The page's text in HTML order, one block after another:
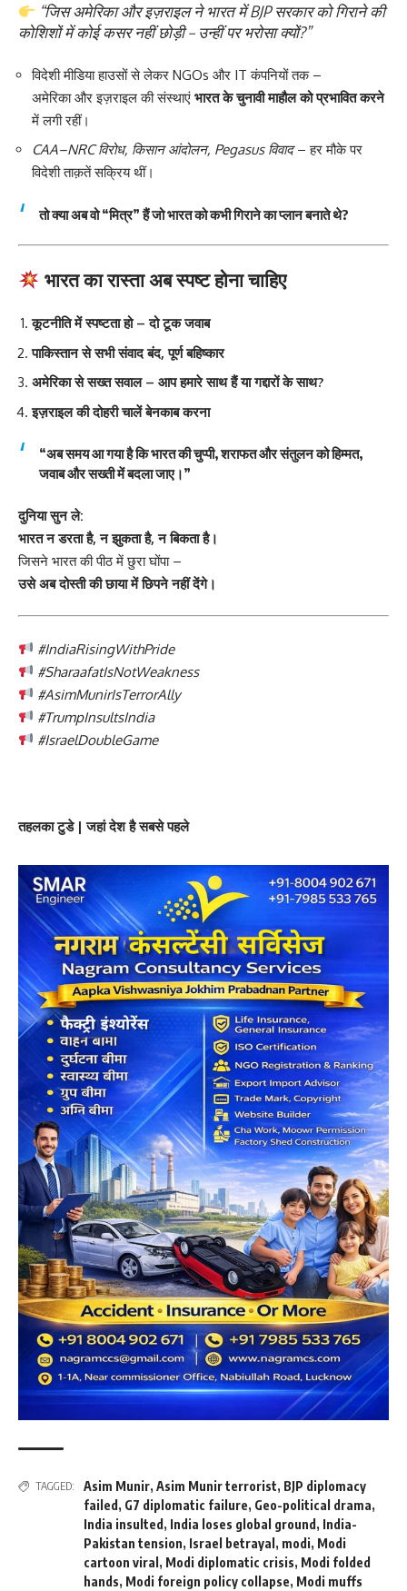
“जिस अमेरिका और इज़राइल ने भारत में BJP सरकार को गिराने की
कोशिशों में कोई कसर नहीं छोड़ी – उन्हीं पर भरोसा क्यों?”
विदेशी मीडिया हाउसों से लेकर NGOs और IT कंपनियों तक –
अमेरिका और इज़राइल की संस्थाएं भारत के चुनावी माहौल को प्रभावित करने
में लगी रहीं।
CAA–NRC विरोध, किसान आंदोलन, Pegasus विवाद– हर मौके पर
विदेशी ताक़तें सक्रिय थीं।
तो क्या अब वो “मित्र” हैं जो भारत को कभी गिराने का प्लान बनाते थे?
भारत का रास्ता अब स्पष्ट होना चाहिए
कूटनीति में स्पष्टता हो – दो टूक जवाब
पाकिस्तान से सभी संवाद बंद, पूर्ण बहिष्कार
अमेरिका से सख्त सवाल – आप हमारे साथ हैं या गद्दारों के साथ?
इज़राइल की दोहरी चालें बेनकाब करना
“अब समय आ गया है कि भारत कीचुप्पी, शराफत और संतुलनकोहिम्मत,
जवाब और सख्तीमें बदला जाए।”
दुनिया सुन ले:
भारत न डरता है, न झुकता है, न बिकता है।
जिसने भारत की पीठ में छुरा घोंपा –
उसे अब दोस्ती की छाया में छिपने नहीं देंगे।
#IndiaRisingWithPride
#SharaafatIsNotWeakness
#AsimMunirIsTerrorAlly
#TrumpInsultsIndia
#IsraelDoubleGame
तहलका टुडे | जहां देश है सबसे पहले
TAGGED: Asim Munir, Asim Munir terrorist, BJP diplomacy
failed , G7 diplomatic failure, Geo-political drama,
India insulted , India loses global ground , India-
Pakistan tension, Israel betrayal , modi, Modi
cartoon viral , Modi diplomatic crisis, Modi folded
hands, Modi foreign policy collapse, Modi muffs